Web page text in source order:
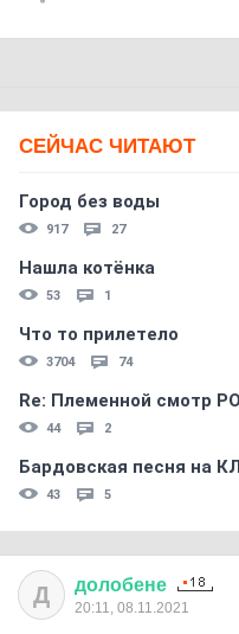
СЕЙЧАС ЧИТАЮТ
Город без воды
917 27
Нашла котёнка
53 1
Что то прилетело
3704 74
Re: Племеннoй смoтр
44 2
Бардовская песня на
43 5
Д долобене
20:11, 08.11.2021